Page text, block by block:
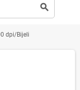
search
dpi/Bijeli